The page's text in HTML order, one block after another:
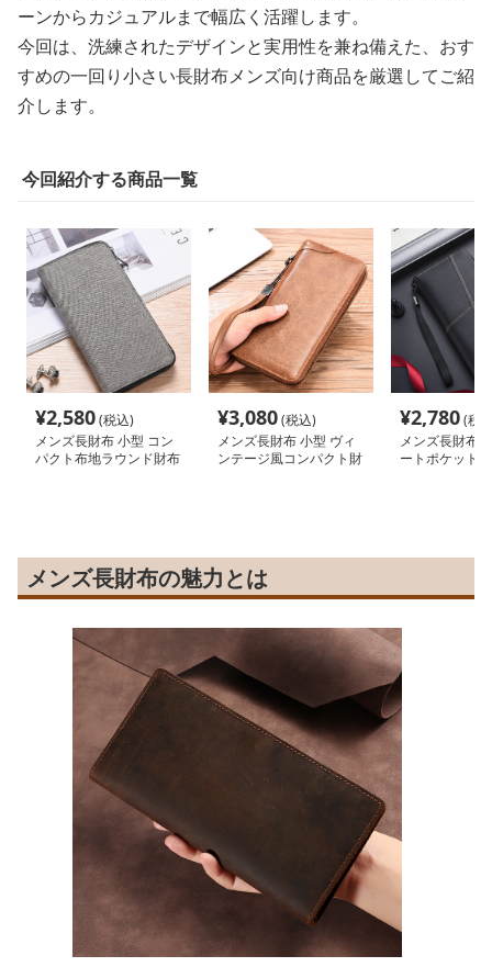
ーンからカジュアルまで幅広く活躍します。
今回は、洗練されたデザインと実用性を兼ね備えた、おす
すめの一回り小さい長財布メンズ向け商品を厳選してご紹
介します。
今回紹介する商品一覧
¥2,580(税込)
メンズ長財布 小型 コン
パクト布地ラウンド財布
¥3,080(税込)
メンズ長財布 小型 ヴィ
ンテージ風コンパクト財
¥2,780(税
メンズ長財布
ートポケット
メンズ長財布の魅力とは